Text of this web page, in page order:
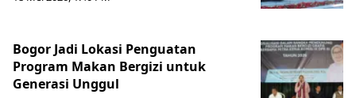
Bogor Jadi Lokasi Penguatan
Program Makan Bergizi untuk
Generasi Unggul